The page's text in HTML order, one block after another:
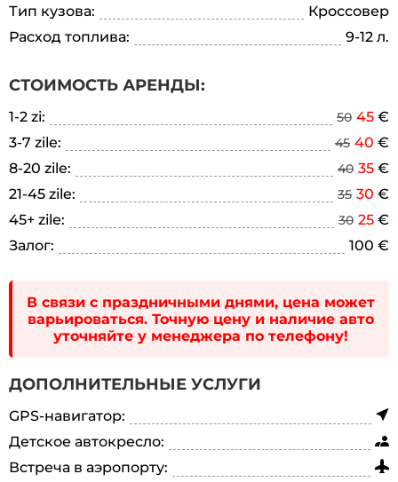
Тип кузова:
Кроссовер
Расход топлива:
9-12 л.
СТОИМОСТЬ АРЕНДЫ:
1-2 zi: 50 45 €
3-7 zile:
45 40 €
8-20 zile:
40 35 €
21-45 zile:
35 30 €
45+ zile:
30 25 €
Залог:
100 €
В связи с праздничными днями, цена может
варьироваться. Точную цену и наличие авто
уточняйте у менеджера по телефону!
ДОПОЛНИТЕЛЬНЫЕ УСЛУГИ
GPS-навигатор:
Детское автокресло:
Встреча в аэропорту: